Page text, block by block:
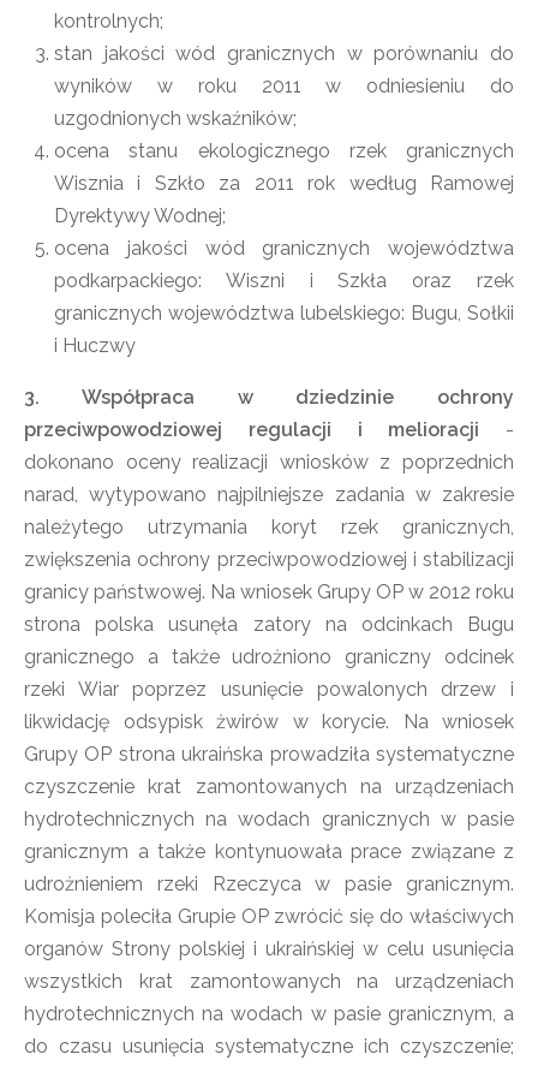
kontrolnych;
stan jakości wód granicznych w porównaniu do
wyników w roku 2011 w odniesieniu do
uzgodnionych wskaźników;
ocena stanu ekologicznego rzek granicznych
Wisznia i Szkło za 2011 rok według Ramowej
Dyrektywy Wodnej;
ocena jakości wód granicznych województwa
podkarpackiego: Wiszni i Szkła oraz rzek
granicznych województwa lubelskiego: Bugu, Sołkii
i Huczwy
3. Współpraca w dziedzinie ochrony
przeciwpowodziowej regulacji i melioracji -
dokonano oceny realizacji wniosków z poprzednich
narad, wytypowano najpilniejsze zadania w zakresie
należytego utrzymania koryt rzek granicznych,
zwiększenia ochrony przeciwpowodziowej i stabilizacji
granicy państwowej. Na wniosek Grupy OP w 2012 roku
strona polska usunęła zatory na odcinkach Bugu
granicznego a także udrożniono graniczny odcinek
rzeki Wiar poprzez usunięcie powalonych drzew i
likwidację odsypisk żwirów w korycie. Na wniosek
Grupy OP strona ukraińska prowadziła systematyczne
czyszczenie krat zamontowanych na urządzeniach
hydrotechnicznych na wodach granicznych w pasie
granicznym a także kontynuowała prace związane z
udrożnieniem rzeki Rzeczyca w pasie granicznym.
Komisja poleciła Grupie OP zwrócić się do właściwych
organów Strony polskiej i ukraińskiej w celu usunięcia
wszystkich krat zamontowanych na urządzeniach
hydrotechnicznych na wodach w pasie granicznym, a
do czasu usunięcia systematyczne ich czyszczenie;